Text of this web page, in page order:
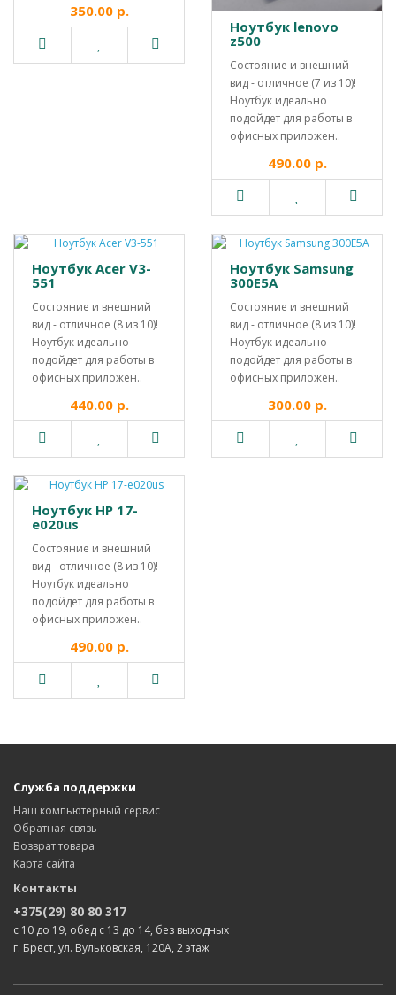
350.00 р.
Ноутбук lenovo
z500
Состояние и внешний
вид - отличное (7 из 10)!
Ноутбук идеально
подойдет для работы в
офисных приложен..
490.00 р.
Ноутбук Acer V3-
551
Состояние и внешний
вид - отличное (8 из 10)!
Ноутбук идеально
подойдет для работы в
офисных приложен..
440.00 р.
Ноутбук Samsung
300E5A
Состояние и внешний
вид - отличное (8 из 10)!
Ноутбук идеально
подойдет для работы в
офисных приложен..
300.00 р.
Ноутбук HP 17-
e020us
Состояние и внешний
вид - отличное (8 из 10)!
Ноутбук идеально
подойдет для работы в
офисных приложен..
490.00 р.
Служба поддержки
Наш компьютерный сервис
Обратная связь
Возврат товара
Карта сайта
Контакты
+375(29) 80 80 317
с 10 до 19, обед с 13 до 14, без выходных
г. Брест, ул. Вульковская, 120А, 2 этаж